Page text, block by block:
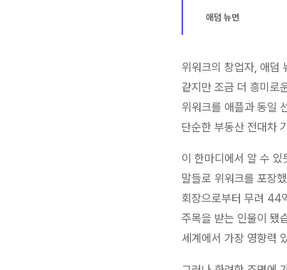
애덤 뉴먼
위워크의 창업자, 애덤
같지만 조금 더 흥미로
위워크를 애플과 동일
단순한 부동산 전대차
이 한마디에서 알 수
말들로 위워크를 포장
회장으로부터 무려 44
주목을 받는 인물이 됐
세계에서 가장 영향력